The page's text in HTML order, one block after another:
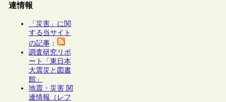
連情報
「災害」に関
する当サイト
の記事：
調査研究リポ
ート「東日本
大震災と図書
館」
地震・災害 関
連情報（レフ